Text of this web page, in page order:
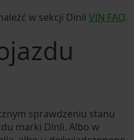
w sekcji Dinli VIN FAQ.
sprawdzeniu stanu
marki Dinli. Albo w